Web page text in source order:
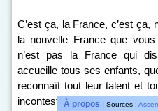
C’est ça, la France, c’est ça,
la nouvelle France que
n’est pas la France qui
accueille tous ses enfants,
reconnaît tout leur talent et
incontestée et incontestable.
À propos Sources :